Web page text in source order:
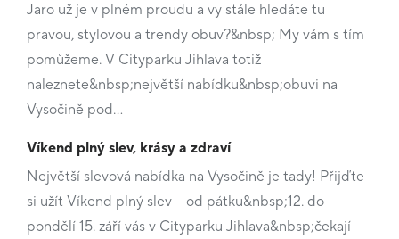
Jaro už je v plném proudu a vy stále hledáte tu
pravou, stylovou a trendy obuv?&nbsp; My vám s tím
pomůžeme. V Cityparku Jihlava totiž
naleznete&nbsp;největší nabídku&nbsp;obuvi na
Vysočině pod…
Víkend plný slev, krásy a zdraví
Největší slevová nabídka na Vysočině je tady! Přijďte
si užít Víkend plný slev – od pátku&nbsp;12. do
pondělí 15. září vás v Cityparku Jihlava&nbsp;čekají